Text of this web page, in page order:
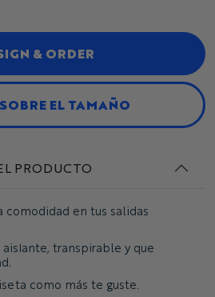
& ORDER
EL TAMAÑO
PRODUCTO
comodidad en tus salidas
transpirable y que
como más te guste.